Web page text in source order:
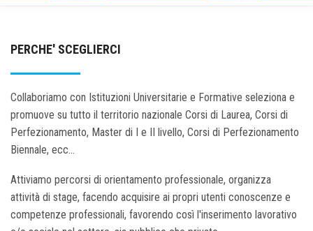
PERCHE' SCEGLIERCI
Collaboriamo con Istituzioni Universitarie e Formative seleziona e
promuove su tutto il territorio nazionale Corsi di Laurea, Corsi di
Perfezionamento, Master di I e II livello, Corsi di Perfezionamento
Biennale, ecc...
Attiviamo percorsi di orientamento professionale, organizza
attività di stage, facendo acquisire ai propri utenti conoscenze e
competenze professionali, favorendo così l'inserimento lavorativo